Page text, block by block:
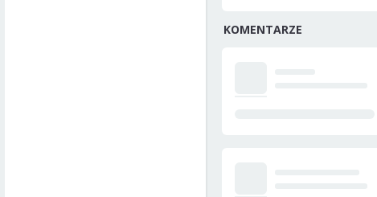
KOMENTARZE